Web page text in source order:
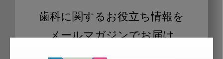
歯科に関するお役立ち情報を
メールマガジンでお届け